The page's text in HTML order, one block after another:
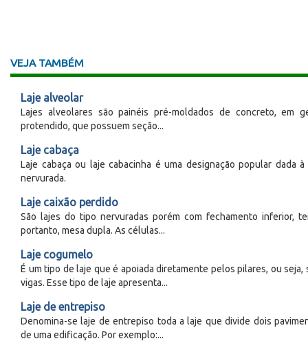
VEJA TAMBÉM
Laje alveolar
Lajes alveolares são painéis pré-moldados de concreto, em
protendido, que possuem seção...
Laje cabaça
Laje cabaça ou laje cabacinha é uma designação popular dada à
nervurada.
Laje caixão perdido
São lajes do tipo nervuradas porém com fechamento inferior,
portanto, mesa dupla. As células...
Laje cogumelo
É um tipo de laje que é apoiada diretamente pelos pilares, ou seja,
vigas. Esse tipo de laje apresenta...
Laje de entrepiso
Denomina-se laje de entrepiso toda a laje que divide dois
de uma edificação. Por exemplo:...